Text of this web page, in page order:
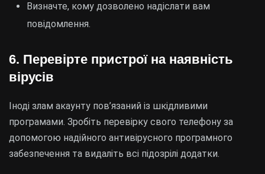
Визначте, кому дозволено надіслати вам
повідомлення.
6. Перевірте пристрої на наявність
вірусів
Іноді злам акаунту пов’язаний із шкідливими
програмами. Зробіть перевірку свого телефону за
допомогою надійного антивірусного програмного
забезпечення та видаліть всі підозрілі додатки.